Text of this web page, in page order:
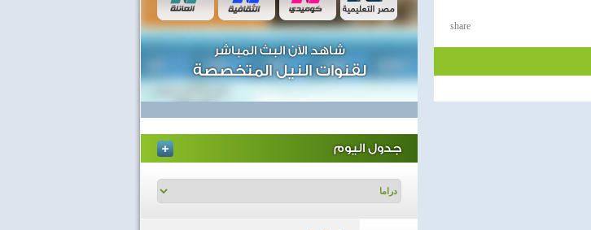
share
شاهد الآن البث المباشر
لقنوات النيل المتخصصة
جدول اليوم